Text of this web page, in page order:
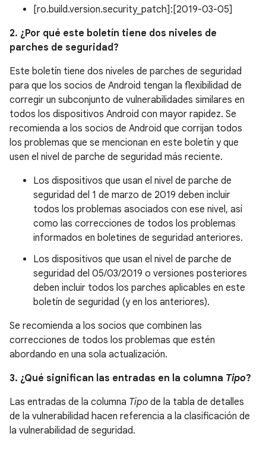
[ro.build.version.security_patch]:[2019-03-05]
2. ¿Por qué este boletín tiene dos niveles de
parches de seguridad?
Este boletín tiene dos niveles de parches de seguridad
para que los socios de Android tengan la flexibilidad de
corregir un subconjunto de vulnerabilidades similares en
todos los dispositivos Android con mayor rapidez. Se
recomienda a los socios de Android que corrijan todos
los problemas que se mencionan en este boletín y que
usen el nivel de parche de seguridad más reciente.
Los dispositivos que usan el nivel de parche de
seguridad del 1 de marzo de 2019 deben incluir
todos los problemas asociados con ese nivel, así
como las correcciones de todos los problemas
informados en boletines de seguridad anteriores.
Los dispositivos que usan el nivel de parche de
seguridad del 05/03/2019 o versiones posteriores
deben incluir todos los parches aplicables en este
boletín de seguridad (y en los anteriores).
Se recomienda a los socios que combinen las
correcciones de todos los problemas que estén
abordando en una sola actualización.
3. ¿Qué significan las entradas en la columna Tipo?
Las entradas de la columna Tipo de la tabla de detalles
de la vulnerabilidad hacen referencia a la clasificación de
la vulnerabilidad de seguridad.